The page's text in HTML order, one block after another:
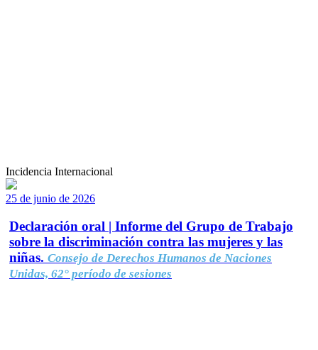
Incidencia Internacional
25 de junio de 2026
Declaración oral | Informe del Grupo de Trabajo
sobre la discriminación contra las mujeres y las
niñas. Consejo de Derechos Humanos de Naciones
Unidas, 62° período de sesiones